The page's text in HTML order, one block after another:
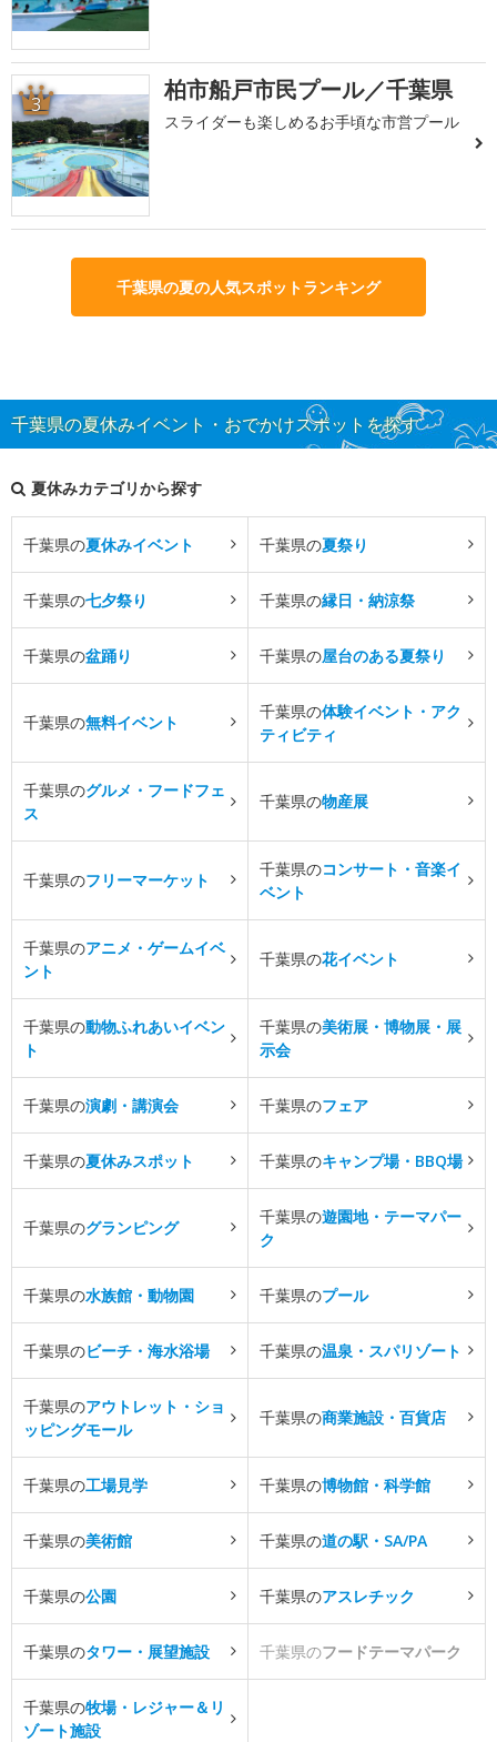
3 柏市船戸市民プール／千葉県
スライダーも楽しめるお手頃な市営プール
千葉県の夏の人気スポットランキング
千葉県の夏休みイベント・おでかけスポットを探す
夏休みカテゴリから探す
千葉県の夏休みイベント 千葉県の夏祭り
千葉県の七夕祭り 千葉県の縁日・納涼祭
千葉県の盆踊り 千葉県の屋台のある夏祭り
千葉県の無料イベント
千葉県の体験イベント・アク
ティビティ
千葉県のグルメ・フードフェ
ス
千葉県の物産展
千葉県のフリーマーケット
千葉県のコンサート・音楽イ
ベント
千葉県のアニメ・ゲームイベ
ント
千葉県の花イベント
千葉県の動物ふれあいイベン
ト
千葉県の美術展・博物展・展
示会
千葉県の演劇・講演会 千葉県のフェア
千葉県の夏休みスポット 千葉県のキャンプ場・BBQ場
千葉県のグランピング
千葉県の遊園地・テーマパー
ク
千葉県の水族館・動物園 千葉県のプール
千葉県のビーチ・海水浴場 千葉県の温泉・スパリゾート
千葉県のアウトレット・ショ
ッピングモール
千葉県の商業施設・百貨店
千葉県の工場見学 千葉県の博物館・科学館
千葉県の美術館 千葉県の道の駅・SA/PA
千葉県の公園 千葉県のアスレチック
千葉県のタワー・展望施設 千葉県のフードテーマパーク
千葉県の牧場・レジャー＆リ
ゾート施設